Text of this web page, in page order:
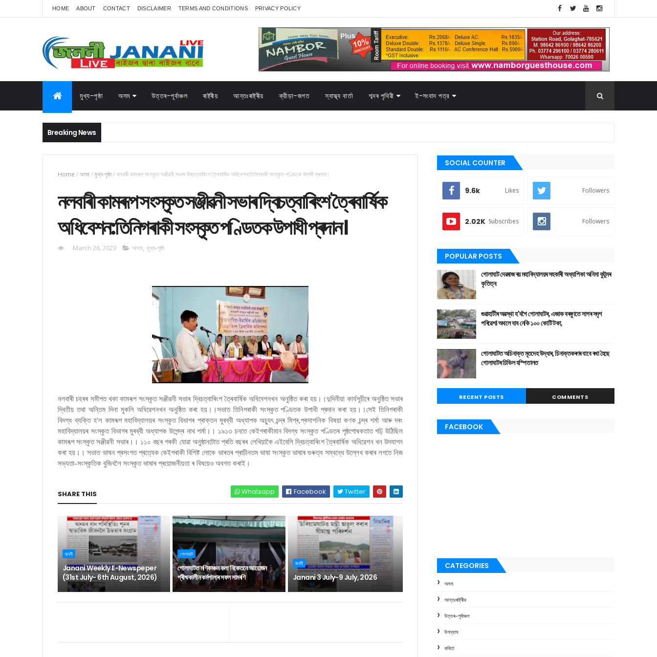
HOME ABOUT CONTACT DISCLAIMER TERMS AND CONDITIONS PRIVACY POLICY
মুখ্য-পৃষ্ঠা অসম উত্তৰ-পূৰ্বাঞ্চল ৰাষ্ট্ৰীয় আন্তঃৰাষ্ট্ৰীয় ক্রীড়া-জগত স্বাস্থ্য বাৰ্তা শব্দৰ পৃথিৱী ই-সংবাদ পত্র
Breaking News
Home /অসম/মুখ্য-পৃষ্ঠা/নলবাৰী কামৰূপ সংস্কৃত সঞ্জীৱনী সভাৰ দ্বিচত্বাৰিংশ ত্ৰৈবাৰ্ষিক অধিবেশন:তিনিগৰাকী সংস্কৃত পণ্ডিতক উপাধী প্ৰদান।
নলবাৰী কামৰূপ সংস্কৃত সঞ্জীৱনী সভাৰ দ্বিচত্বাৰিংশ ত্ৰৈবাৰ্ষিক
অধিবেশন:তিনিগৰাকী সংস্কৃত পণ্ডিতক উপাধী প্ৰদান।
March 26, 2023 অসম, মুখ্য-পৃষ্ঠা
নলবাৰী চহৰৰ সমীপত থকা কামৰূপ সংস্কৃত সঞ্জীৱনী সভাৰ দ্বিচত্বাৰিংশ ত্ৰৈবাৰ্ষিক অধিবেশনখন অনুষ্ঠিত কৰা হয়।।দুদিনীয়া কাৰ্যসূচীৰে অনুষ্ঠিত সভাৰ
দ্বিতীয় তথা অন্তিম দিনা মুকলি অধিৱেশনখন অনুষ্ঠিত কৰা হয়।।সভাত তিনিগৰাকী সংস্কৃত পণ্ডিতক উপাধী প্ৰদান কৰা হয়।।সেই তিনিগৰাকী
বিদগ্ধ ব্যক্তি হ'ল কামৰূপ মহাবিদ্যালয়ৰ সংস্কৃত বিভাগৰ প্ৰাক্তন মুৰব্বী অধ্যাপক অচ্যুৎ চন্দ্ৰ মিশ্ৰ,প্ৰসাশনিক বিষয়া কণক চন্দ্ৰ শৰ্মা আৰু দৰং
মহাবিদ্যালয়ৰ সংস্কৃত বিভাগৰ মুৰব্বী অধ্যাপক উপেন্দ্ৰ নাথ শৰ্মা।। ১৯১৩ চনতে কেইগৰাকীমান বিদগ্ধ সংস্কৃত পণ্ডিতৰ পৃষ্ঠপোষকতাত গঢ়ি উঠিছিল
কামৰূপ সংস্কৃত সঞ্জীৱনী সভাৰ।। ১১০ বছৰ গৰকী যোৱা অনুষ্ঠানটোত প্ৰতি বছৰৰ লেখিয়াকৈ এইবেলি দ্বিচত্বাৰিংশ ত্ৰৈবাৰ্ষিক অধিৱেশন খন উদযাপন
কৰা হয়।। সভাত ভাষন প্ৰসংগত প্ৰত্যেক কেইগৰাকী বিশিষ্ট লোকে ভাৰতৰ প্ৰাচীনতম ভাষা সংস্কৃত ভাষাৰ গুৰুত্ব সম্বন্ধে উল্লেখ কৰাৰ লগতে নিজ
সভ্যতা-সংস্কৃতিক বুজিবলৈ সংস্কৃত ভাষাৰ প্ৰয়োজনীয়তা ৰ বিষয়েও অবগত কৰাই।
SHARE THIS Whatsapp Facebook Twitter
জননী
Janani Weekly E-Newspeper
(31st July- 6th August, 2026)
গোলাঘাট
গোলাঘাটত মণিকাঞ্চন কলা নিকেতনে আয়োজন
গ্ৰীষ্মকালীন কৰ্মশালাৰ সফল সামৰণি
জননী
Janani 3 July-9 July, 2026
SOCIAL COUNTER
9.6k Likes Followers
2.02K Subscribes Followers
POPULAR POSTS
গোলাঘাট দেৱৰাজ ৰয় মহাবিদ্যালয়ৰ সহকাৰী অধ্যাপিকা অনিমা কুটুমৰ
কৃতিত্ব
গুৱাহাটীৰ অৱস্থা হ'বগৈ গোলাঘাটৰ, এজাক বৰষুণতে সাগৰ সদৃশ
পৰিৱেশ। অথলে যাব নেকি ১০০ কোটি টকা,
গোলাঘাটত অচিনাক্ত মৃতদেহ উদ্ধাৰ, চিনাক্তকৰণৰ বাবে ৰখা হৈছে
গোলাঘাটৰ চিভিল হস্পিতালত
RECENT POSTS COMMENTS
FACEBOOK
CATEGORIES
অসম
আন্তঃৰাষ্ট্ৰীয়
উত্তৰ-পূৰ্বাঞ্চল
উপন্যাস
কবিতা